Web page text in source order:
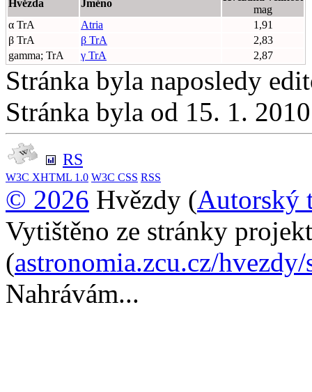
Hvězda Jméno
mag
α TrA
Atria
1,91
β TrA
β TrA
2,83
gamma; TrA
γ TrA 2,87
Stránka byla naposledy
Stránka byla od 15. 1.
RS
W3C XHTML 1.0 W3C CSS RSS
© 2026 Hvězdy (Autorský
Vytištěno ze stránky
(astronomia.zcu.cz/
Nahrávám...